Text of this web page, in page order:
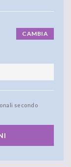
CAMBIA
secondo